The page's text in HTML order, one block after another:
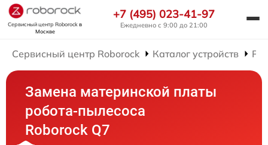
Сервисный центр Roborockв
Москве
+7 (495) 023-41-97
Ежедневно с 9:00 до 21:00
Сервисный центр Roborock Каталог устройств
Замена материнской платы
робота-пылесоса
Roborock Q7